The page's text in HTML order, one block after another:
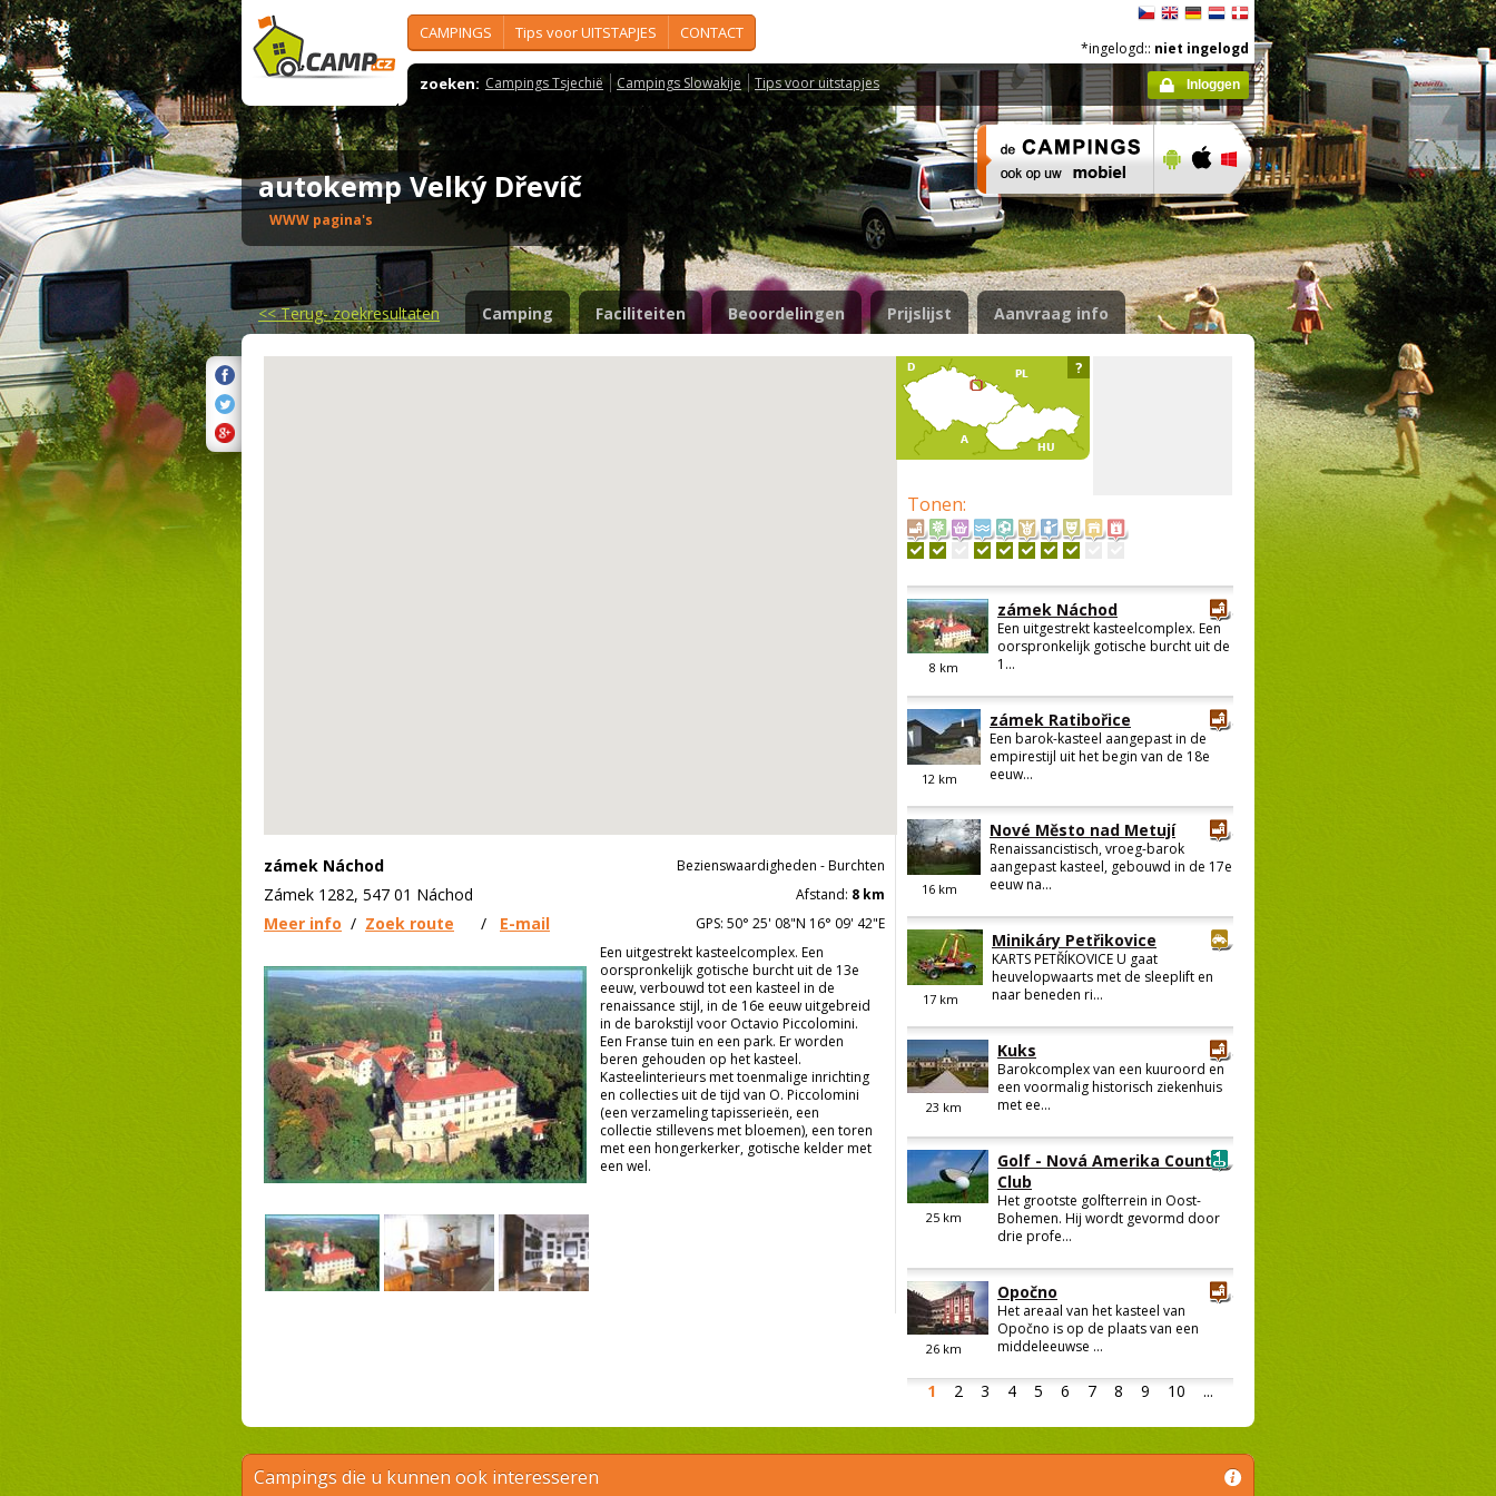
CAMPINGS Tips voor UITSTAPJES CONTACT
zoeken: Campings Tsjechië Campings Slowakije Tips voor uitstapjes
*ingelogd:: niet ingelogd
Inloggen
autokemp Velký Dřevíč
WWW pagina's
<<Terug- zoekresultaten Camping Faciliteiten Beoordelingen Prijslijst Aanvraag info
?
zámek Náchod
Zámek 1282, 547 01 Náchod
Meer info / Zoek route / E-mail
Bezienswaardigheden - Burchten
Afstand: 8 km
GPS: 50° 25' 08"N 16° 09' 42"E
Een uitgestrekt kasteelcomplex. Een
oorspronkelijk gotische burcht uit de 13e
eeuw, verbouwd tot een kasteel in de
renaissance stijl, in de 16e eeuw uitgebreid
in de barokstijl voor Octavio Piccolomini.
Een Franse tuin en een park. Er worden
beren gehouden op het kasteel.
Kasteelinterieurs met toenmalige inrichting
en collecties uit de tijd van O. Piccolomini
(een verzameling tapisserieën, een
collectie stillevens met bloemen), een toren
met een hongerkerker, gotische kelder met
een wel.
Tonen:
1 2 3 4 5 6 7 8 9 10 ...
8 km
zámek Náchod
Een uitgestrekt kasteelcomplex. Een
oorspronkelijk gotische burcht uit de
1...
12 km
zámek Ratibořice
Een barok-kasteel aangepast in de
empirestijl uit het begin van de 18e
eeuw...
16 km
Nové Město nad Metují
Renaissancistisch, vroeg-barok
aangepast kasteel, gebouwd in de 17e
eeuw na...
17 km
Minikáry Petřikovice
KARTS PETŘÍKOVICE U gaat
heuvelopwaarts met de sleeplift en
naar beneden ri...
23 km
Kuks
Barokcomplex van een kuuroord en
een voormalig historisch ziekenhuis
met ee...
25km
Golf - Nová Amerika Country
Club
Het grootste golfterrein in Oost-
Bohemen. Hij wordt gevormd door
drie profe...
26km
Opočno
Het areaal van het kasteel van
Opočno is op de plaats van een
middeleeuwse ...
Campings die u kunnen ook interesseren